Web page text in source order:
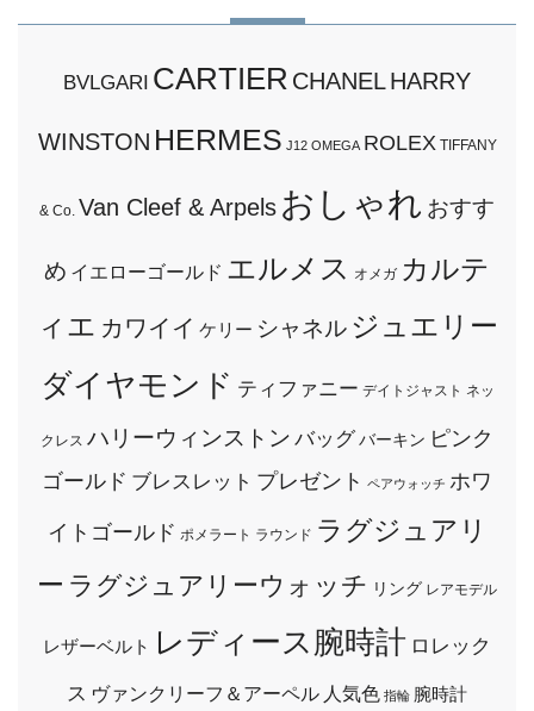
BVLGARI CARTIER CHANELHARRY
WINSTON HERMES J12 OMEGA ROLEX TIFFANY
& Co. Van Cleef & Arpels おしゃれ おすす
め イエローゴールド エルメス オメガ カルテ
ィエ カワイイ ケリー シャネル ジュエリー
ダイヤモンド ティファニー デイトジャスト ネッ
クレス ハリーウィンストン バッグ バーキン ピンク
ゴールド ブレスレット プレゼント ペアウォッチ ホワ
イトゴールド ポメラート ラウンド ラグジュアリ
ー ラグジュアリーウォッチ リング レアモデル
レザーベルト レディース腕時計 ロレック
ス ヴァンクリーフ＆アーペル 人気色 指輪 腕時計